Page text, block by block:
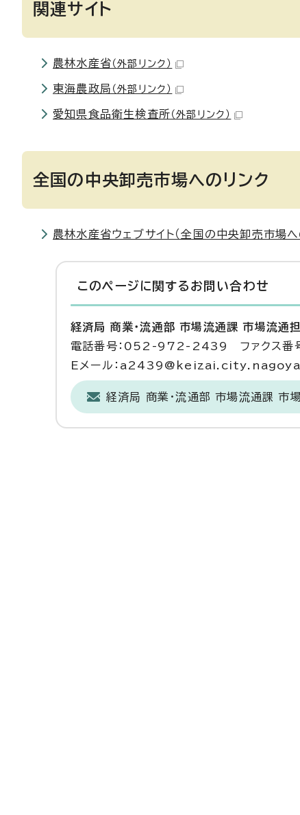
関連サイト
農林水産省 （外部リンク）
東海農政局 （外部リンク）
愛知県食品衛生検査所 （外部リンク）
全国の中央卸売市場へのリンク
農林水産省ウェブサイト（全国の中央卸売市場へ
このページに関する お問い合わせ
経済局 商業・流通部 市場流通課 市場流通
電話番号：052-972-2439 ファクス
Eメール：
経済局 商業・流通部 市場流通課 市